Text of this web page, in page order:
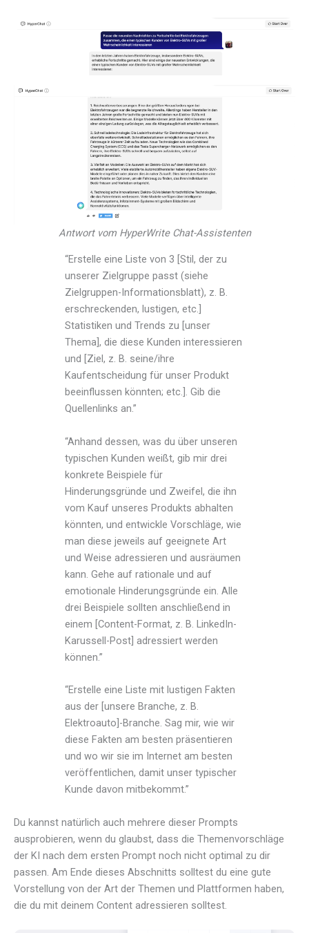
Antwort vom HyperWrite Chat-Assistenten
“Erstelle eine Liste von 3 [Stil, der zu
unserer Zielgruppe passt (siehe
Zielgruppen-Informationsblatt), z. B.
erschreckenden, lustigen, etc.]
Statistiken und Trends zu [unser
Thema], die diese Kunden interessieren
und [Ziel, z. B. seine/ihre
Kaufentscheidung für unser Produkt
beeinflussen könnten; etc.]. Gib die
Quellenlinks an.”
“Anhand dessen, was du über unseren
typischen Kunden weißt, gib mir drei
konkrete Beispiele für
Hinderungsgründe und Zweifel, die ihn
vom Kauf unseres Produkts abhalten
könnten, und entwickle Vorschläge, wie
man diese jeweils auf geeignete Art
und Weise adressieren und ausräumen
kann. Gehe auf rationale und auf
emotionale Hinderungsgründe ein. Alle
drei Beispiele sollten anschließend in
einem [Content-Format, z. B. LinkedIn-
Karussell-Post] adressiert werden
können.”
“Erstelle eine Liste mit lustigen Fakten
aus der [unsere Branche, z. B.
Elektroauto]-Branche. Sag mir, wie wir
diese Fakten am besten präsentieren
und wo wir sie im Internet am besten
veröffentlichen, damit unser typischer
Kunde davon mitbekommt.”
Du kannst natürlich auch mehrere dieser Prompts
ausprobieren, wenn du glaubst, dass die Themenvorschläge
der KI nach dem ersten Prompt noch nicht optimal zu dir
passen. Am Ende dieses Abschnitts solltest du eine gute
Vorstellung von der Art der Themen und Plattformen haben,
die du mit deinem Content adressieren solltest.